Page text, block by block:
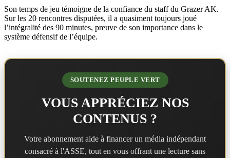
Son temps de jeu témoigne de la confiance du staff du Grazer AK.
Sur les 20 rencontres disputées, il a quasiment toujours joué
l’intégralité des 90 minutes, preuve de son importance dans le
système défensif de l’équipe.
SOUTENEZ PEUPLE VERT
VOUS APPRÉCIEZ NOS
CONTENUS ?
Votre abonnement aide à financer un média indépendant
consacré à l'ASSE, tout en vous offrant une lecture sans